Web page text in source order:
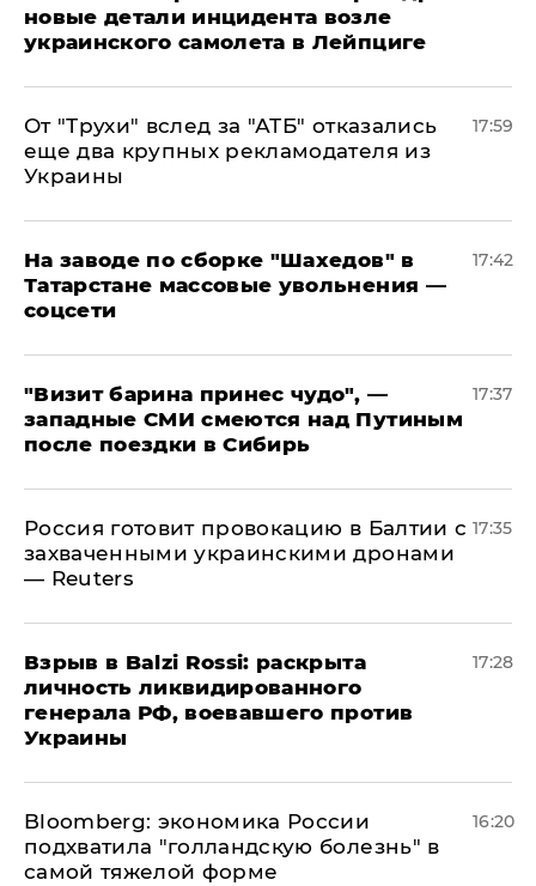
новые детали инцидента возле
украинского самолета в Лейпциге
От "Трухи" вслед за "АТБ" отказались
еще два крупных рекламодателя из
Украины
17:59
На заводе по сборке "Шахедов" в
Татарстане массовые увольнения —
соцсети
17:42
"Визит барина принес чудо", —
западные СМИ смеются над Путиным
после поездки в Сибирь
17:37
​Россия готовит провокацию в Балтии с
захваченными украинскими дронами
— Reuters
17:35
​Взрыв в Balzi Rossi: раскрыта
личность ликвидированного
генерала РФ, воевавшего против
Украины
17:28
Bloomberg: экономика России
подхватила "голландскую болезнь" в
самой тяжелой форме
16:20